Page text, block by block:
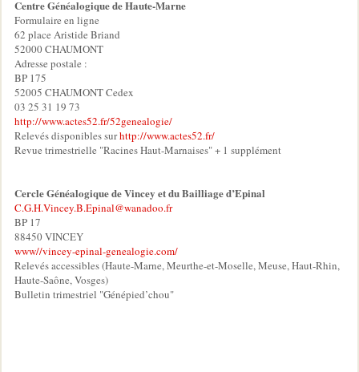
Centre Généalogique de Haute-Marne
Formulaire en ligne
62 place Aristide Briand
52000 CHAUMONT
Adresse postale :
BP 175
52005 CHAUMONT Cedex
03 25 31 19 73
http://www.actes52.fr/52genealogie/
Relevés disponibles surhttp://www.actes52.fr/
Revue trimestrielle "Racines Haut-Marnaises" + 1 supplément
Cercle Généalogique de Vincey et du Bailliage d’Epinal
C.G.H.Vincey.B.Epinal@wanadoo.fr
BP 17
88450 VINCEY
www//vincey-epinal-genealogie.com/
Relevés accessibles (Haute-Marne, Meurthe-et-Moselle, Meuse, Haut-Rhin,
Haute-Saône, Vosges)
Bulletin trimestriel "Génépied’chou"